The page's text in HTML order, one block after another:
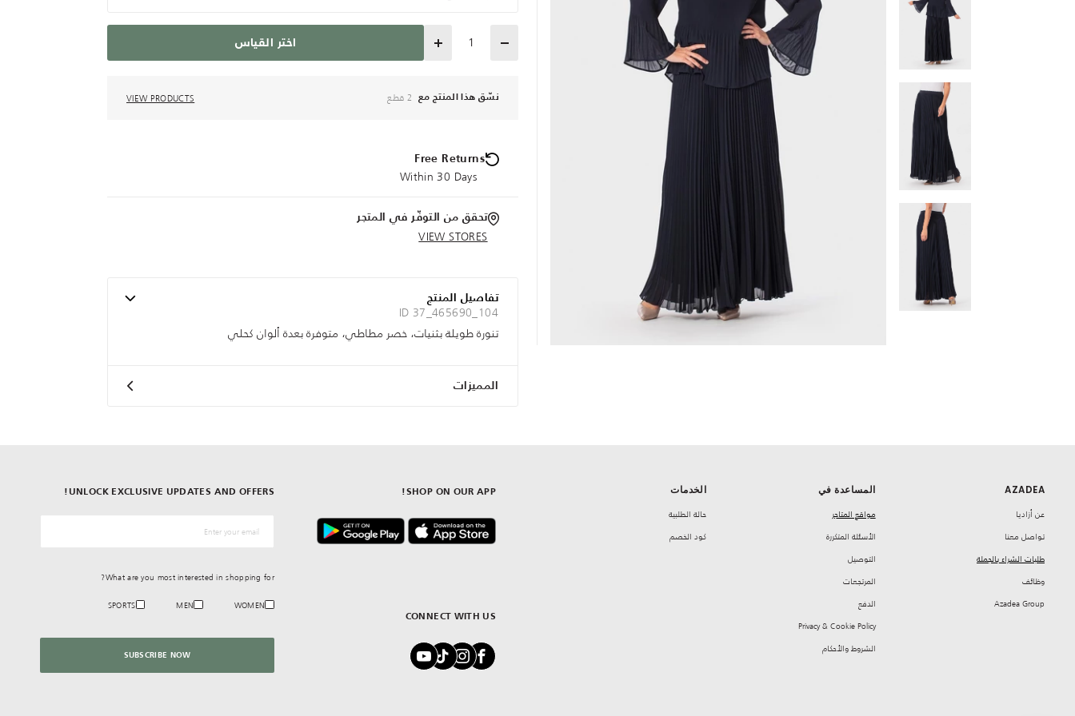
Quantity اختر القياس
نسّق هذا المنتج مع 2 قطع VIEW PRODUCTS
Free Returns
Within 30 Days
تحقق من التوفّر في المتجر
VIEW STORES
تفاصيل المنتج
ID 37_465690_104
تنورة طويلة بثنيات، خصر مطاطي، متوفرة بعدة ألوان كحلي
المميزات
AZADEA
‏عن أزاديا
تواصل معنا
طلبات الشراء بالجملة
‏وظائف
Azadea Group
المساعدة في
مواقع المتاجر
‏الأسئلة المتكررة
‏التوصيل
‏المرتجعات
‏الدفع
Privacy & Cookie Policy
‏الشروط والأحكام
الخدمات
حالة الطلبية
كود الخصم
CONNECT WITH US
SHOP ON OUR APP!
UNLOCK EXCLUSIVE UPDATES AND OFFERS!
What are you most interested in shopping for?
WOMEN
MEN
SPORTS
SUBSCRIBE NOW